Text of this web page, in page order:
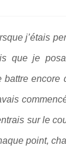
j’étais
que je
battre
sur le
point,